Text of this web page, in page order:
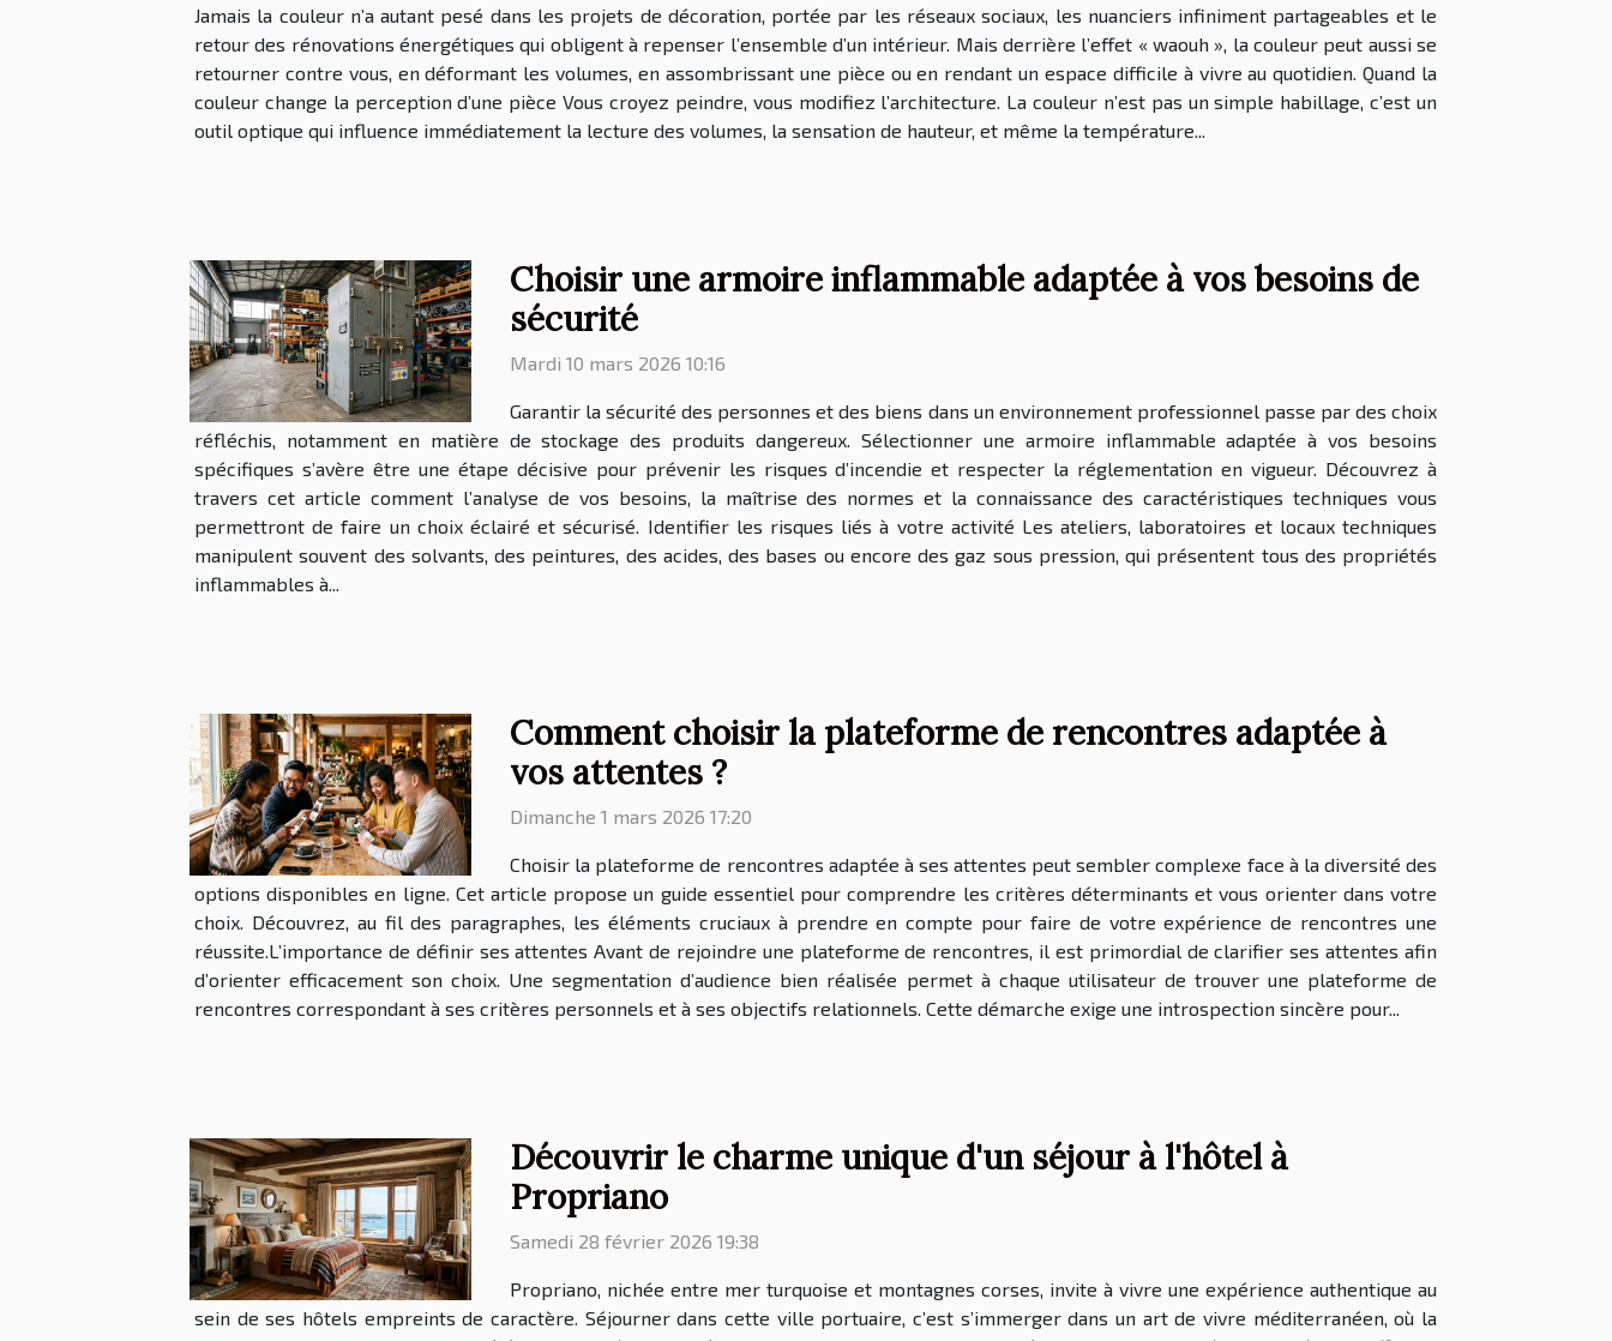
Jamais la couleur n’a autant pesé dans les projets de décoration, portée par les réseaux sociaux, les nuanciers infiniment partageables et le
retour des rénovations énergétiques qui obligent à repenser l’ensemble d’un intérieur. Mais derrière l’effet « waouh », la couleur peut aussi se
retourner contre vous, en déformant les volumes, en assombrissant une pièce ou en rendant un espace difficile à vivre au quotidien. Quand la
couleur change la perception d’une pièce Vous croyez peindre, vous modifiez l’architecture. La couleur n’est pas un simple habillage, c’est un
outil optique qui influence immédiatement la lecture des volumes, la sensation de hauteur, et même la température...
Choisir une armoire inflammable adaptée à vos besoins de
sécurité
Mardi 10 mars 2026 10:16
Garantir la sécurité des personnes et des biens dans un environnement professionnel passe par des choix
réfléchis, notamment en matière de stockage des produits dangereux. Sélectionner une armoire inflammable adaptée à vos besoins
spécifiques s’avère être une étape décisive pour prévenir les risques d’incendie et respecter la réglementation en vigueur. Découvrez à
travers cet article comment l’analyse de vos besoins, la maîtrise des normes et la connaissance des caractéristiques techniques vous
permettront de faire un choix éclairé et sécurisé. Identifier les risques liés à votre activité Les ateliers, laboratoires et locaux techniques
manipulent souvent des solvants, des peintures, des acides, des bases ou encore des gaz sous pression, qui présentent tous des propriétés
inflammables à...
Comment choisir la plateforme de rencontres adaptée à
vos attentes ?
Dimanche 1 mars 2026 17:20
Choisir la plateforme de rencontres adaptée à ses attentes peut sembler complexe face à la diversité des
options disponibles en ligne. Cet article propose un guide essentiel pour comprendre les critères déterminants et vous orienter dans votre
choix. Découvrez, au fil des paragraphes, les éléments cruciaux à prendre en compte pour faire de votre expérience de rencontres une
réussite.L’importance de définir ses attentes Avant de rejoindre une plateforme de rencontres, il est primordial de clarifier ses attentes afin
d’orienter efficacement son choix. Une segmentation d’audience bien réalisée permet à chaque utilisateur de trouver une plateforme de
rencontres correspondant à ses critères personnels et à ses objectifs relationnels. Cette démarche exige une introspection sincère pour...
Découvrir le charme unique d'un séjour à l'hôtel à
Propriano
Samedi 28 février 2026 19:38
Propriano, nichée entre mer turquoise et montagnes corses, invite à vivre une expérience authentique au
sein de ses hôtels empreints de caractère. Séjourner dans cette ville portuaire, c’est s’immerger dans un art de vivre méditerranéen, où la